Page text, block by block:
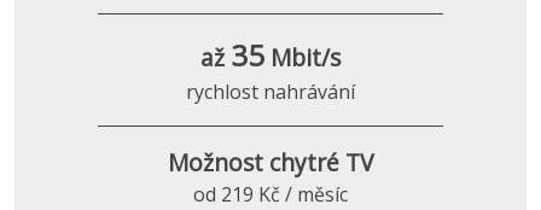
až 35 Mbit/s
rychlost nahrávání
Možnost chytré TV
od 219 Kč / měsíc